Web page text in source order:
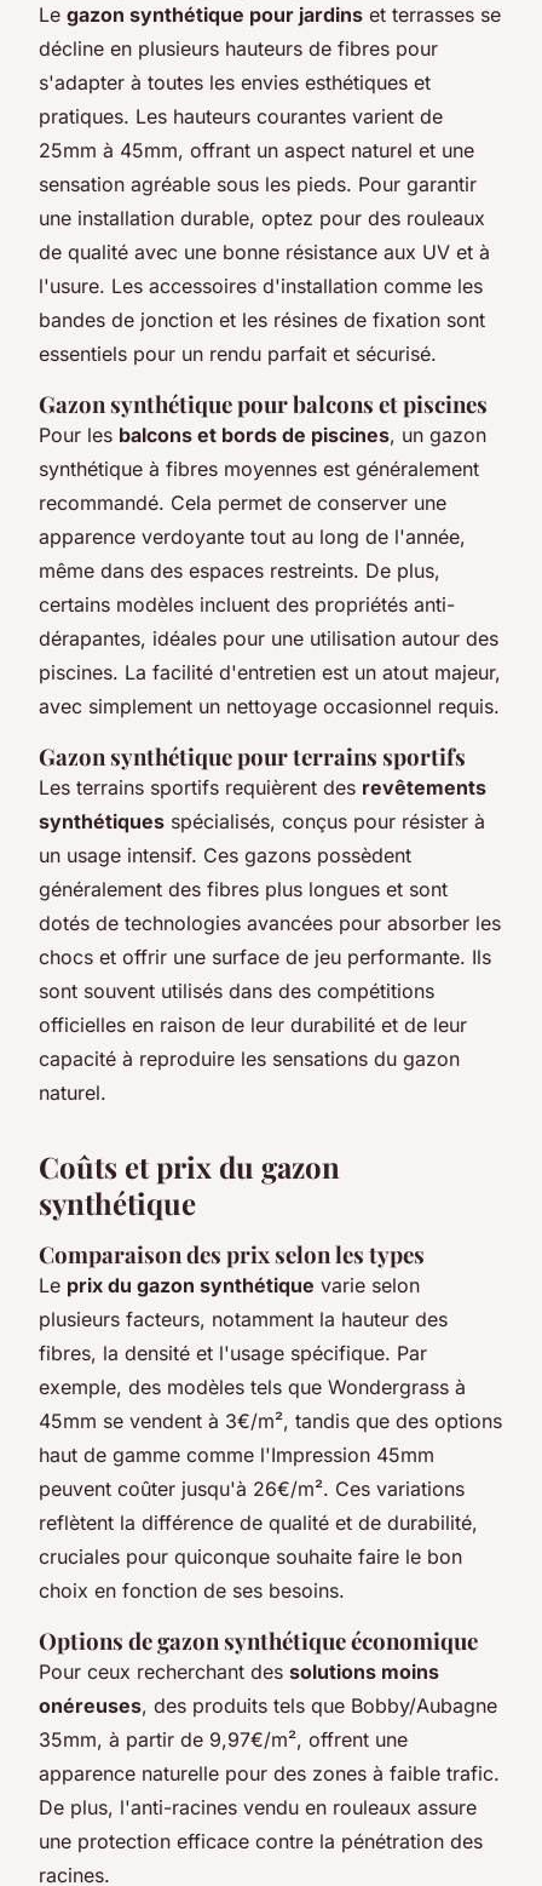
Le gazon synthétique pour jardins et terrasses se
décline en plusieurs hauteurs de fibres pour
s'adapter à toutes les envies esthétiques et
pratiques. Les hauteurs courantes varient de
25mm à 45mm, offrant un aspect naturel et une
sensation agréable sous les pieds. Pour garantir
une installation durable, optez pour des rouleaux
de qualité avec une bonne résistance aux UV et à
l'usure. Les accessoires d'installation comme les
bandes de jonction et les résines de fixation sont
essentiels pour un rendu parfait et sécurisé.
Gazon synthétique pour balcons et piscines
Pour les balcons et bords de piscines, un gazon
synthétique à fibres moyennes est généralement
recommandé. Cela permet de conserver une
apparence verdoyante tout au long de l'année,
même dans des espaces restreints. De plus,
certains modèles incluent des propriétés anti-
dérapantes, idéales pour une utilisation autour des
piscines. La facilité d'entretien est un atout majeur,
avec simplement un nettoyage occasionnel requis.
Gazon synthétique pour terrains sportifs
Les terrains sportifs requièrent des revêtements
synthétiques spécialisés, conçus pour résister à
un usage intensif. Ces gazons possèdent
généralement des fibres plus longues et sont
dotés de technologies avancées pour absorber les
chocs et offrir une surface de jeu performante. Ils
sont souvent utilisés dans des compétitions
officielles en raison de leur durabilité et de leur
capacité à reproduire les sensations du gazon
naturel.
Coûts et prix du gazon
synthétique
Comparaison des prix selon les types
Le prix du gazon synthétique varie selon
plusieurs facteurs, notamment la hauteur des
fibres, la densité et l'usage spécifique. Par
exemple, des modèles tels que Wondergrass à
45mm se vendent à 3€/m², tandis que des options
haut de gamme comme l'Impression 45mm
peuvent coûter jusqu'à 26€/m². Ces variations
reflètent la différence de qualité et de durabilité,
cruciales pour quiconque souhaite faire le bon
choix en fonction de ses besoins.
Options de gazon synthétique économique
Pour ceux recherchant des solutions moins
onéreuses, des produits tels que Bobby/Aubagne
35mm, à partir de 9,97€/m², offrent une
apparence naturelle pour des zones à faible trafic.
De plus, l'anti-racines vendu en rouleaux assure
une protection efficace contre la pénétration des
racines.